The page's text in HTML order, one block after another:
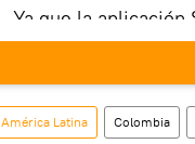
Ya que la
este enlace
También tenemos
América Latina Colombia